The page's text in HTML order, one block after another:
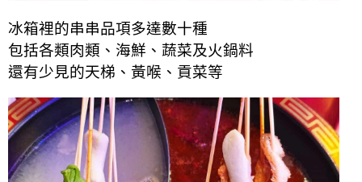
冰箱裡的串串品項多達數十種
包括各類肉類、海鮮、蔬菜及火鍋料
還有少見的天梯、黃喉、貢菜等